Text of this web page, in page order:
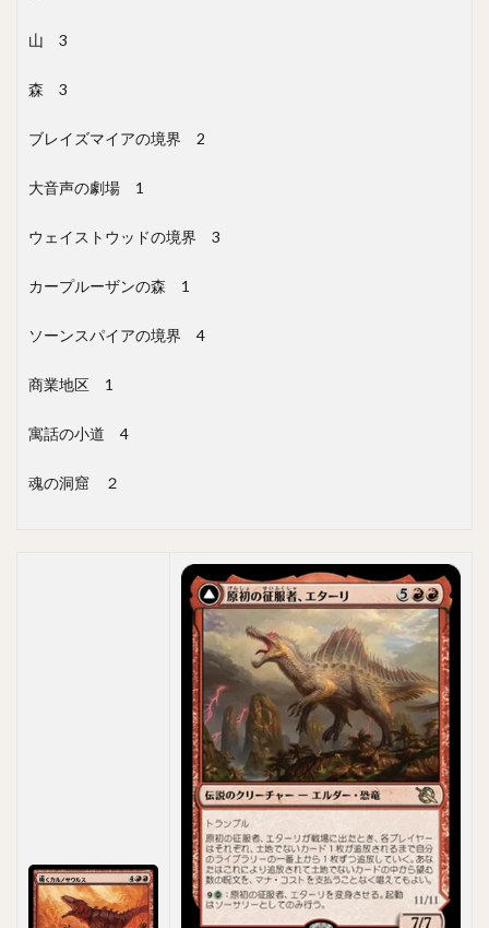
山 3
森 3
ブレイズマイアの境界 2
大音声の劇場 1
ウェイストウッドの境界 3
カープルーザンの森 1
ソーンスパイアの境界 4
商業地区 1
寓話の小道 4
魂の洞窟 ２